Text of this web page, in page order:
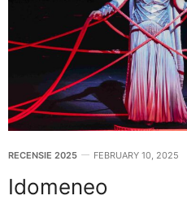
RECENSIE 2025 FEBRUARY 10, 2025
Idomeneo